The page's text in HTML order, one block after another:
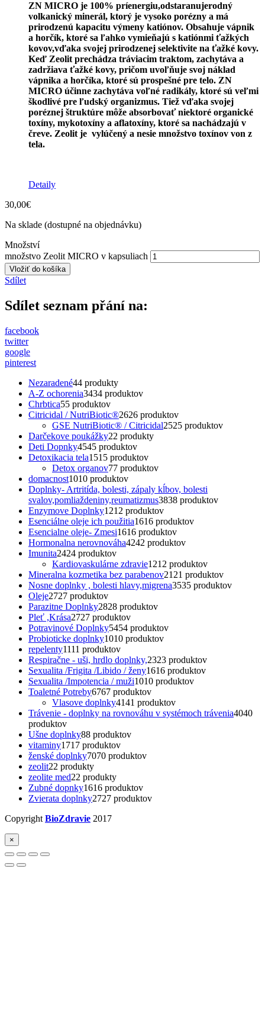
ZN MICRO je 100% príenergiu,odstaranujerodný
volkanický minerál, ktorý je vysoko porézny a má
prirodzenú kapacitu výmeny katiónov. Obsahuje vápnik
a horčík, ktoré sa ľahko vymieňajú s katiónmi ťažkých
kovov,vďaka svojej prirodzenej selektivite na ťažké kovy.
Keď Zeolit prechádza tráviacim traktom, zachytáva a
zadržiava ťažké kovy, pričom uvoľňuje svoj náklad
vápnika a horčíka, ktoré sú prospešné pre telo. ZN
MICRO účinne zachytáva voľné radikály, ktoré sú veľmi
škodlivé pre ľudský organizmus. Tiež vďaka svojej
poréznej štruktúre môže absorbovať niektoré organické
toxíny, mykotoxíny a aflatoxíny, ktoré sa nachádzajú v
čreve. Zeolit je vylúčený a nesie množstvo toxínov von z
tela.
Detaily
30,00€
Na sklade (dostupné na objednávku)
Množství
množstvo Zeolit MICRO v kapsuliach
Vložiť do košíka
Sdílet
Sdílet seznam přání na:
facebook
twitter
google
pinterest
Nezaradené44 produkty
A-Z ochorenia3434 produktov
Chrbtica55 produktov
Citricidal / NutriBiotic®2626 produktov
GSE NutriBiotic® / Citricidal2525 produktov
Darčekove poukážky22 produkty
Deti Dopnky4545 produktov
Detoxikacia tela1515 produktov
Detox organov77 produktov
domacnost1010 produktov
Doplnky- Artritída, bolesti, zápaly kĺbov, bolesti
svalov,pomliaždeniny,reumatizmus3838 produktov
Enzymove Doplnky1212 produktov
Esenciálne oleje ich použitia1616 produktov
Esencialne oleje- Zmesi1616 produktov
Hormonalna nerovnováha4242 produktov
Imunita2424 produktov
Kardiovaskulárne zdravie1212 produktov
Mineralna kozmetika bez parabenov21 21 produktov
Nosne doplnky , bolesti hlavy,migrena3535 produktov
Oleje2727 produktov
Parazitne Doplnky2828 produktov
Pleť ,Krása2727 produktov
Potravinové Doplnky5454 produktov
Probioticke doplnky1010 produktov
repelenty1111 produktov
Respiračne - uši, hrdlo doplnky,2323 produktov
Sexualita /Frigita /Libido / ženy1616 produktov
Sexualita /Impotencia / muži1010 produktov
Toaletné Potreby6767 produktov
Vlasove doplnky4141 produktov
Trávenie - doplnky na rovnováhu v systémoch trávenia4040
produktov
Ušne doplnky88 produktov
vitaminy1717 produktov
ženské doplnky7070 produktov
zeolit22 produkty
zeolite med22 produkty
Zubné dopnky1616 produktov
Zvierata doplnky2727 produktov
Copyright BioZdravie 2017
×